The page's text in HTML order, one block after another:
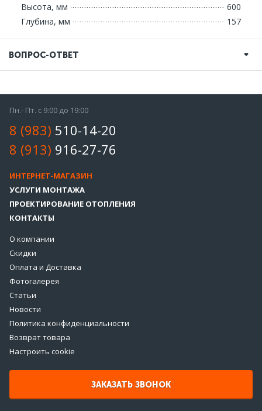
Высота, мм
600
Глубина, мм
157
ВОПРОС-ОТВЕТ
Пн.- Пт. с 9:00 до 19:00
8 (983) 510-14-20
8 (913) 916-27-76
ИНТЕРНЕТ-МАГАЗИН
УСЛУГИ МОНТАЖА
ПРОЕКТИРОВАНИЕ ОТОПЛЕНИЯ
КОНТАКТЫ
О компании
Скидки
Оплата и Доставка
Фотогалерея
Статьи
Новости
Политика конфиденциальности
Возврат товара
Настроить cookie
ЗАКАЗАТЬ ЗВОНОК